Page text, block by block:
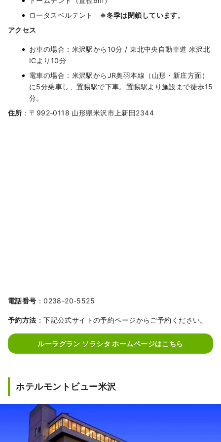
ロータスベルテント ※冬季は閉鎖しています。
アクセス
お車の場合：米沢駅から10分 / 東北中央自動車道 米沢北
ICより10分
電車の場合：米沢駅からJR奥羽本線（山形・新庄方面）
に5分乗車し、置賜駅で下車。置賜駅より施設まで徒歩15
分。
住所 ：〒992-0118 山形県米沢市上新田2344
電話番号 ：0238-20-5525
予約方法 ：下記公式サイトの予約ページからご予約ください。
ルーラグラン ソラシタ ホームページはこちら
ホテルモントビュー米沢